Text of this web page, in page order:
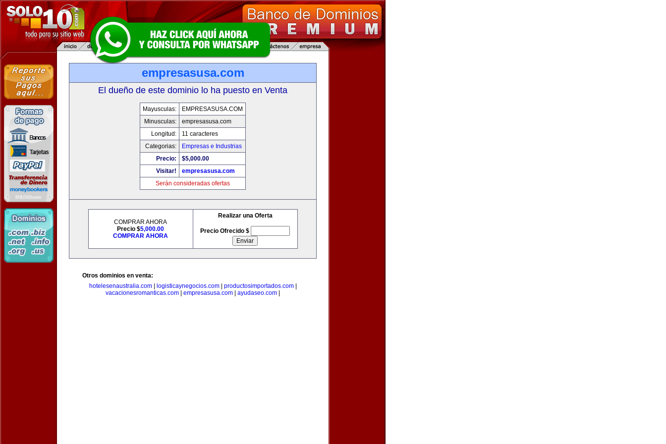
empresasusa.com
El dueño de este dominio lo ha puesto en Venta
Mayusculas:
EMPRESASUSA.COM
Minusculas:
empresasusa.com
Longitud:
11 caracteres
Categorias:
Empresas e Industrias
Precio:
$5,000.00
Visitar!
empresasusa.com
Serán consideradas ofertas
COMPRAR AHORA
Precio $5,000.00
COMPRAR AHORA
Realizar una Oferta
Precio Ofrecido $
Otros dominios en venta:
hotelesenaustralia.com| logisticaynegocios.com| productosimportados.com|
vacacionesromanticas.com
empresasusa.com ayudaseo.com